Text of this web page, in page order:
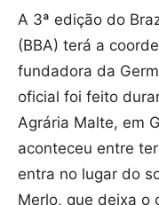
A 3ª edição do
(BBA) terá a
fundadora da
oficial foi feito
Agrária Malte, em
aconteceu entre
entra no lugar do
Merlo, que deixa o